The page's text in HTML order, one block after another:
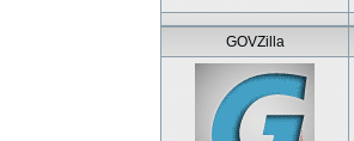
GOVZilla